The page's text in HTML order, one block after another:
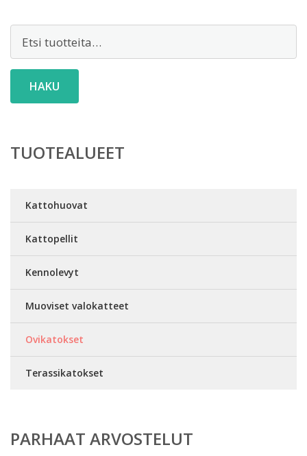
HAKU
TUOTEALUEET
Kattohuovat
Kattopellit
Kennolevyt
Muoviset valokatteet
Ovikatokset
Terassikatokset
PARHAAT ARVOSTELUT